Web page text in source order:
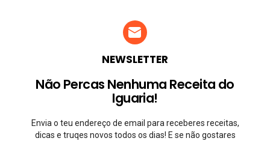
NEWSLETTER
Não Percas Nenhuma Receita do
Iguaria!
Envia o teu endereço de email para receberes receitas,
dicas e truqes novos todos os dias! E se não gostares